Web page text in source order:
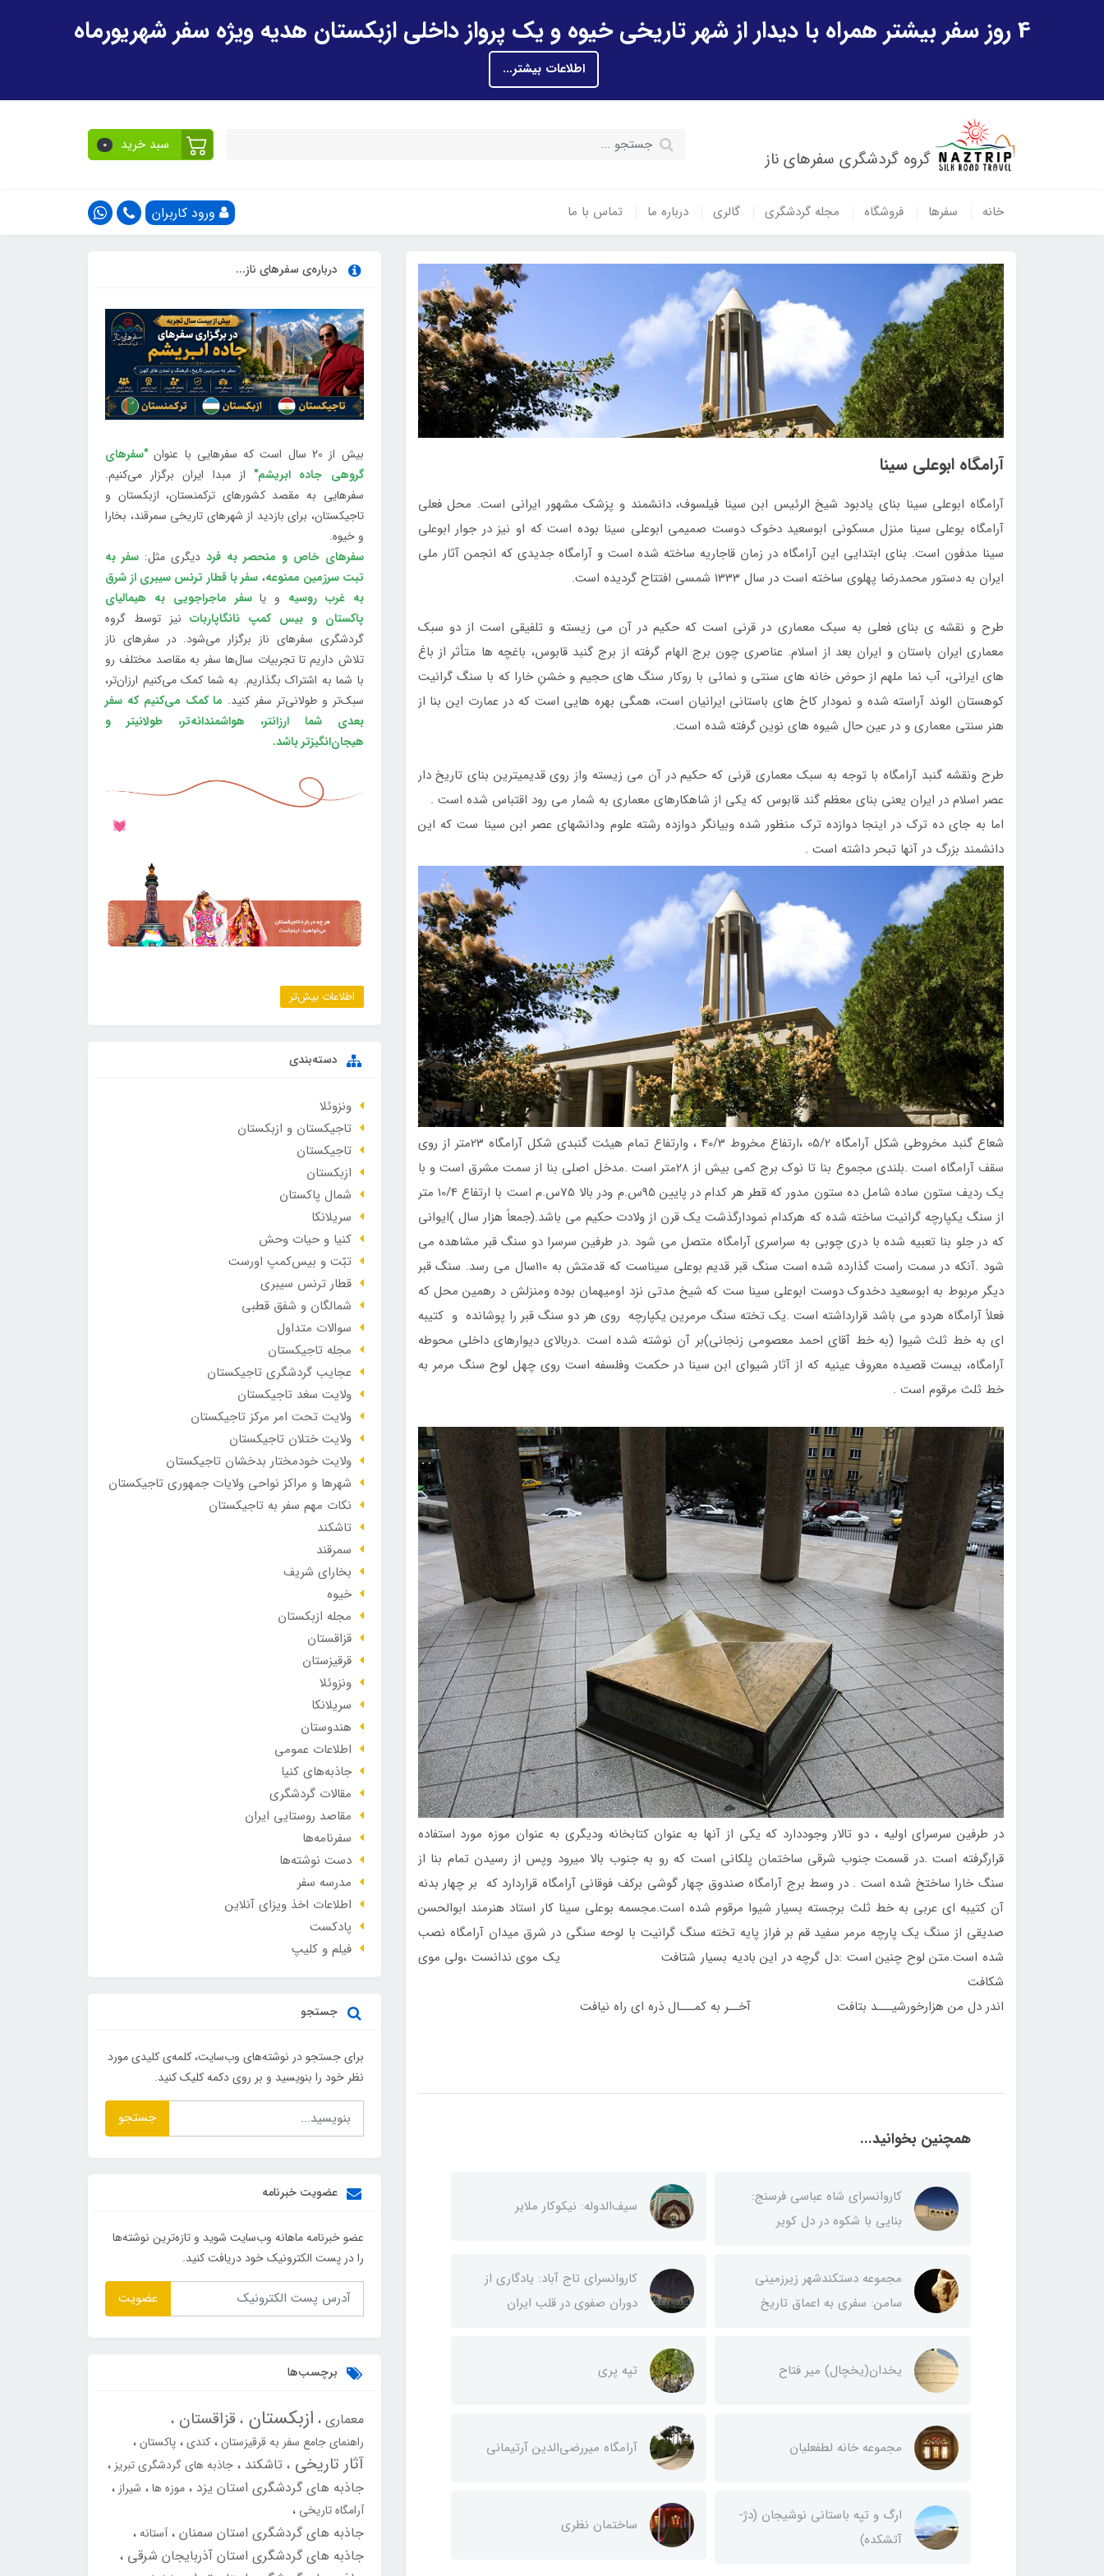
4 روز سفر بیشتر همراه با دیدار از شهر تاریخی خیوه و یک پرواز داخلی ازبکستان هدیه ویژه سفر شهریورماه
اطلاعات بیشتر...
گروه گردشگری سفرهای ناز
سبد خرید 0
خانه سفرها فروشگاه مجله گردشگری گالری درباره ما تماس با ما ورود کاربران
آرامگاه ابوعلی سینا
آرامگاه ابوعلی سینا بنای یادبود شیخ الرئیس ابن سینا فیلسوف، دانشمند و پزشک مشهور ایرانی است. محل فعلی
آرامگاه بوعلی سینا منزل مسکونی ابوسعید دخوک دوست صمیمی ابوعلی سینا بوده است که او نیز در جوار ابوعلی
سینا مدفون است. بنای ابتدایی این آرامگاه در زمان قاجاریه ساخته شده است و آرامگاه جدیدی که انجمن آثار ملی
ایران به دستور محمدرضا پهلوی ساخته است در سال 1333 شمسی افتتاح گردیده است.
طرح و نقشه ی بنای فعلی به سبک معماری در قرنی است که حکیم در آن می زیسته و تلفیقی است از دو سبک
معماری ایران باستان و ایران بعد از اسلام. عناصری چون برج الهام گرفته از برج گنبد قابوس، باغچه ها متأثر از باغ
های ایرانی، آب نما ملهم از حوض خانه های سنتی و نمائی با روکار سنگ های حجیم و خشنِ خارا که با سنگ گرانیت
کوهستان الوند آراسته شده و نمودار کاخ های باستانی ایرانیان است، همگی بهره هایی است که در عمارت این بنا از
هنر سنتی معماری و در عین حال شیوه های نوین گرفته شده است.
طرح ونقشه گنبد آرامگاه با توجه به سبك معماري قرني كه حكيم در آن مي زيسته واز روي قديميترين بناي تاريخ دار
عصر اسلام در ايران يعني بناي معظم گند قابوس كه يكي از شاهكارهاي معماري به شمار مي رود اقتباس شده است .
اما به جاي ده ترك در اينجا دوازده ترك منظور شده وبيانگر دوازده رشته علوم ودانشهاي عصر ابن سينا ست كه اين
دانشمند بزرگ در آنها تبحر داشته است .
شعاع گنبد مخروطي شكل آرامگاه 05/2 ،ارتفاع مخروط 40/3 ، وارتفاع تمام هيئت گنبدي شكل آرامگاه 23متر از روي
سقف آرامگاه است .بلندي مجموع بنا تا نوك برج كمي بيش از 28متر است .مدخل اصلي بنا از سمت مشرق است و با
يك رديف ستون ساده شامل ده ستون مدور كه قطر هر كدام در پايين 95س.م ودر بالا 75س.م است با ارتفاع 10/4 متر
از سنگ يكپارچه گرانيت ساخته شده كه هركدام نمودارگذشت يك قرن از ولادت حكيم مي باشد.(جمعاً هزار سال )ايواني
كه در جلو بنا تعبيه شده با دري چوبي به سراسري آرامگاه متصل مي شود .در طرفين سرسرا دو سنگ قبر مشاهده مي
شود .آنكه در سمت راست گذارده شده است سنگ قبر قديم بوعلي سيناست كه قدمتش به 110سال مي رسد. سنگ قبر
ديگر مربوط به ابوسعيد دخدوك دوست ابوعلي سينا ست كه شيخ مدتي نزد اوميهمان بوده ومنزلش د رهمين محل كه
فعلاً‌ آرامگاه هردو مي باشد قرارداشته است .يك تخته سنگ مرمرين يكپارچه روي هر دو سنگ قبر را پوشانده و كتيبه
اي به خط ثلث شيوا (به خط آقاي احمد معصومي زنجاني)بر آن نوشته شده است .دربالاي ديوارهاي داخلي محوطه
آرامگاه، بيست قصيده معروف عينيه كه از آثار شيواي ابن سينا در حكمت وفلسفه است روي چهل لوح سنگ مرمر به
خط ثلث مرقوم است .
در طرفين سرسراي اوليه ، دو تالار وجوددارد كه يكي از آنها به عنوان كتابخانه وديگري به عنوان موزه مورد استفاده
قرارگرفته است .در قسمت جنوب شرقي ساختمان پلكاني است كه رو به جنوب بالا ميرود وپس از رسيدن تمام بنا از
سنگ خارا ساختخ شده است . در وسط برج آرامگاه صندوق چهار گوشي بركف فوقاني آرامگاه قراردارد كه بر چهار بدنه
آن كتيبه اي عربي به خط ثلث برجسته بسيار شيوا مرقوم شده است.مجسمه بوعلي سينا كار استاد هنرمند ابوالحسن
صديقي از سنگ يك پارچه مرمر سفيد قم بر فراز پايه تخته سنگ گرانيت با لوحه سنگي در شرق ميدان آرامگاه نصب
شده است.متن لوح چنين است :دل گرچه در اين باديه بسيار شتافت يك موي ندانست ،ولي موي
شكافت
اندر دل من هزارخورشيـــد بتافت آخــر به كمـــال ذره اي راه نيافت
همچنین بخوانید...
کاروانسرای شاه عباسی فرسنج:
بنایی با شکوه در دل کویر
سیف‌الدوله: نیکوکار ملایر
مجموعه دستکندشهر زیرزمینی
سامن: سفری به اعماق تاریخ
کاروانسرای تاج آباد: یادگاری از
دوران صفوی در قلب ایران
یخدان(يخچال) مير فتاح تپه پری
مجموعه خانه لطفعليان آرامگاه ميررضي‌الدين آرتيمانی
ارگ و تپه باستاني نوشيجان (دژ-
آتشکده)
ساختمان نظری
درباره‌ی سفرهای ناز...
بیش از 20 سال است که سفرهایی با عنوان
"سفرهای
گروهی جاده ابریشم" از مبدا ایران برگزار می‌کنیم.
سفرهایی به مقصد کشورهای ترکمنستان، ازبکستان و
تاجیکستان، برای بازدید از شهرهای تاریخی سمرقند، بخارا
و خیوه.
سفرهای خاص و منحصر به فرددیگری مثل:سفر به
تبت سرزمین ممنوعه، سفر با قطار ترنس سیبری از شرق
به غرب روسیه و یاسفر ماجراجویی به هیمالیای
پاکستان و بیس کمپ نانگاپاربات نیز توسط گروه
گردشگری سفرهای ناز برگزار می‌شود. در سفرهای ناز
تلاش داریم تا تجربیات سال‌ها سفر به مقاصد مختلف رو
با شما به اشتراک بگذاریم. به شما کمک می‌کنیم ارزان‌تر،
سبک‌تر و طولانی‌تر سفر کنید. ما کمک می‌کنیم که سفر
بعدی شما ارزانتر، هواشمندانه‌تر، طولانی‎تر و
هیجان‌انگیزتر باشد.
اطلاعات بیش‌تر
دسته‌بندی
ونزوئلا
تاجیکستان و ازبکستان
تاجیکستان
ازبکستان
شمال پاکستان
سریلانکا
کنیا و حیات وحش
تبّت و بیس‌کمپ اورست
قطار ترنس سیبری
شمالگان و شفق قطبی
سوالات متداول
مجله تاجیکستان
عجایب گردشگری تاجیکستان
ولایت سغد تاجیکستان
ولایت تحت امر مرکز تاجیکستان
ولایت ختلان تاجیکستان
ولایت خودمختار بدخشان تاجیکستان
شهرها و مراکز نواحی ولایات جمهوری تاجیکستان
نکات مهم سفر به تاجیکستان
تاشکند
سمرقند
بخارای شریف
خیوه
مجله ازبکستان
قزاقستان
قرقیزستان
ونزوئلا
سریلانکا
هندوستان
اطلاعات عمومی
جاذبه‌های کنیا
مقالات گردشگری
مقاصد روستایی ایران
سفرنامه‌ها
دست نوشته‌ها
مدرسه سفر
اطلاعات اخذ ویزای آنلاین
پادکست
فیلم و کلیپ
جستجو
برای جستجو در نوشته‌های وب‌سایت، کلمه‌ی کلیدی مورد
نظر خود را بنویسید و بر روی دکمه کلیک کنید.
جستجو
عضویت خبرنامه
عضو خبرنامه ماهانه وب‌سایت شوید و تازه‌ترین نوشته‌ها
را در پست الکترونیک خود دریافت کنید.
عضویت
برچسب‌ها
معماری ازبکستان قزاقستان
راهنمای جامع سفر به قرقیزستان کندی پاکستان
آثار تاریخی تاشکند جاذبه های گردشگری تبریز
جاذبه های گردشگری استان یزد موزه ها شیراز
آرامگاه تاریخی
جاذبه های گردشگری استان سمنان آستانه
جاذبه های گردشگری استان آذربایجان شرقی